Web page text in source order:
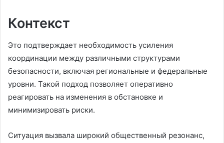
Контекст
Это подтверждает необходимость усиления
координации между различными структурами
безопасности, включая региональные и федеральные
уровни. Такой подход позволяет оперативно
реагировать на изменения в обстановке и
минимизировать риски.
Ситуация вызвала широкий общественный резонанс,